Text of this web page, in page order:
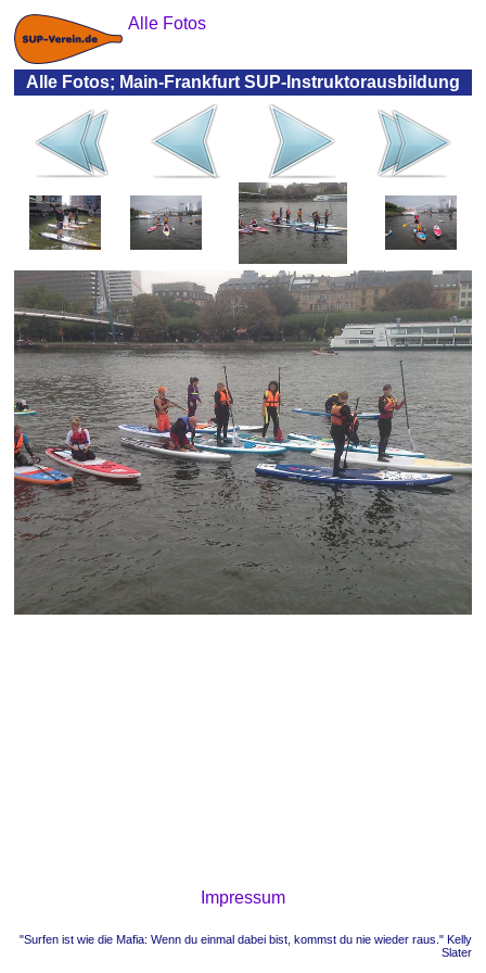
Alle Fotos
Alle Fotos; Main-Frankfurt SUP-Instruktorausbildung
Impressum
"Surfen ist wie die Mafia: Wenn du einmal dabei bist, kommst du nie wieder raus." Kelly
Slater